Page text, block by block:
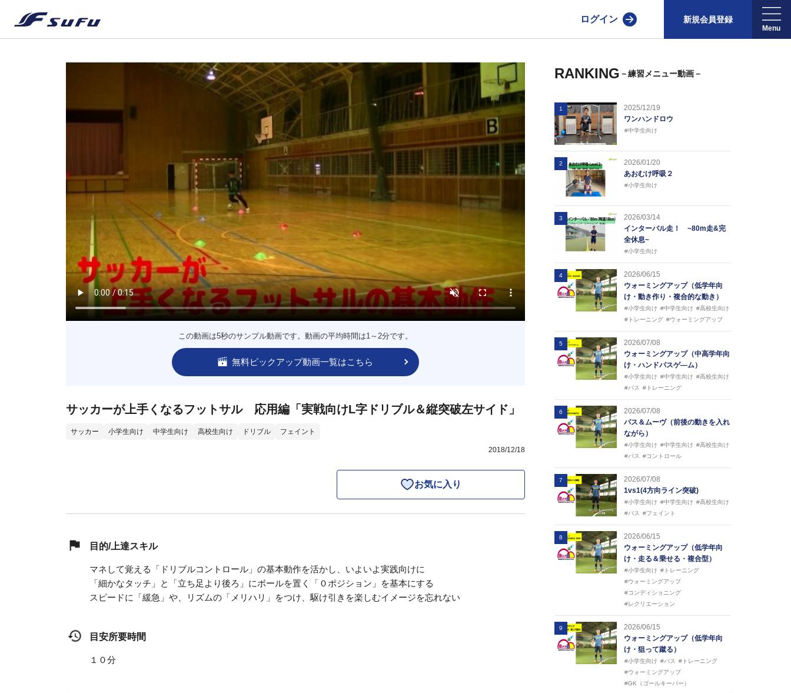
ログイン 新規会員登録
この動画は5秒のサンプル動画です。動画の平均時間は1～2分です。
無料ピックアップ動画一覧はこちら
サッカーが上手くなるフットサル 応用編「実戦向けL字ドリブル＆縦突破左サイド」
サッカー 小学生向け 中学生向け 高校生向け ドリブル フェイント
2018/12/18
お気に入り
目的/上達スキル
マネして覚える「ドリブルコントロール」の基本動作を活かし、いよいよ実践向けに
「細かなタッチ」と「立ち足より後ろ」にボールを置く「０ポジション」を基本にする
スピードに「緩急」や、リズムの「メリハリ」をつけ、駆け引きを楽しむイメージを忘れない
目安所要時間
１０分
RANKING －練習メニュー動画－
1
2025/12/19
ワンハンドロウ
#中学生向け
2
2026/01/20
あおむけ呼吸２
#小学生向け
3
2026/03/14
インターバル走！ ~80m走&完
全休息~
#小学生向け
4
2026/06/15
ウォーミングアップ（低学年向
け・動き作り・複合的な動き）
#小学生向け #中学生向け #高校生向け
#トレーニング #ウォーミングアップ
5
2026/07/08
ウォーミングアップ（中高学年向
け・ハンドパスゲ―ム）
#小学生向け #中学生向け #高校生向け
#パス
#トレーニング
6
2026/07/08
パス＆ムーヴ（前後の動きを入れ
ながら）
#小学生向け #中学生向け #高校生向け
#パス
#コントロール
7
2026/07/08
1vs1(4方向ライン突破)
#小学生向け #中学生向け #高校生向け
#パス
#フェイント
8
2026/06/15
ウォーミングアップ（低学年向
け・走る＆乗せる・複合型）
#小学生向け #トレーニング
#ウォーミングアップ
#コンディショニング
#レクリエーション
9
2026/06/15
ウォーミングアップ（低学年向
け・狙って蹴る）
#小学生向け #パス
#トレーニング
#ウォーミングアップ
#GK（ゴールキーパー）